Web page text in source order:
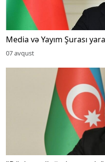
Media və Yayım Şurası
07 avqust